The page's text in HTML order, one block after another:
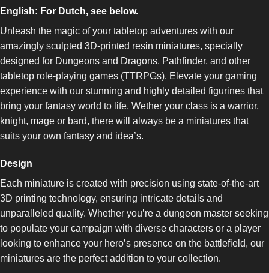
English: For Dutch, see below.
Unleash the magic of your tabletop adventures with our
amazingly sculpted 3D-printed resin miniatures, specially
designed for Dungeons and Dragons, Pathfinder, and other
tabletop role-playing games (TTRPGs). Elevate your gaming
experience with our stunning and highly detailed figurines that
bring your fantasy world to life. Wether your class is a warrior,
knight, mage or bard, there will always be a miniatures that
suits your own fantasy and idea’s.
Design
Each miniature is created with precision using state-of-the-art
3D printing technology, ensuring intricate details and
unparalleled quality. Whether you’re a dungeon master seeking
to populate your campaign with diverse characters or a player
looking to enhance your hero’s presence on the battlefield, our
miniatures are the perfect addition to your collection.